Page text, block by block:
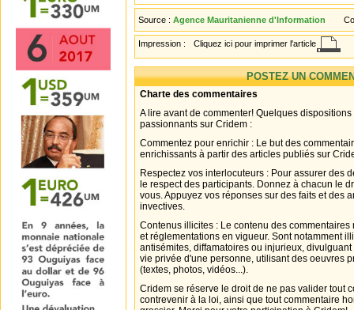
Source : Agence Mauritanienne d'Information
Impression : Cliquez ici pour imprimer l'article
POSTEZ UN
Charte des commentaires
A lire avant de commenter! Quelques
passionnants sur Cridem :
Commentez pour enrichir : Le but des
enrichissants à partir des articles publiés sur
Respectez vos interlocuteurs : Pour assurer des
le respect des participants. Donnez à chacun le
vous. Appuyez vos réponses sur des faits et des
invectives.
Contenus illicites : Le contenu des
et réglementations en vigueur. Sont notamment
antisémites, diffamatoires ou injurieux,
vie privée d'une personne, utilisant des oeuvres
(textes, photos, vidéos...).
Cridem se réserve le droit de ne pas valider tout
contrevenir à la loi, ainsi que tout commentaire